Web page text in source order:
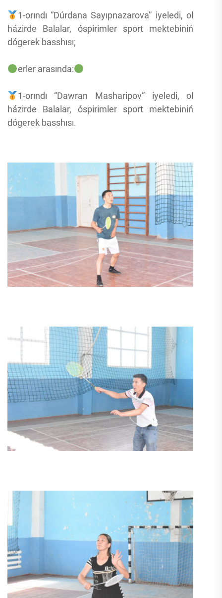
1-orındı “Dúrdana Sayıpnazarova” iyeledi, ol
házirde Balalar, óspirimler sport mektebiniń
dógerek basshısı;
erler arasında:
1-orındı “Dawran Masharipov” iyeledi, ol
házirde Balalar, óspirimler sport mektebiniń
dógerek basshısı.